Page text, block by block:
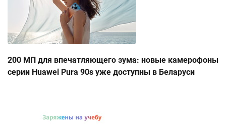
200 МП для впечатляющего зума: новые камерофоны
серии Huawei Pura 90s уже доступны в Беларуси